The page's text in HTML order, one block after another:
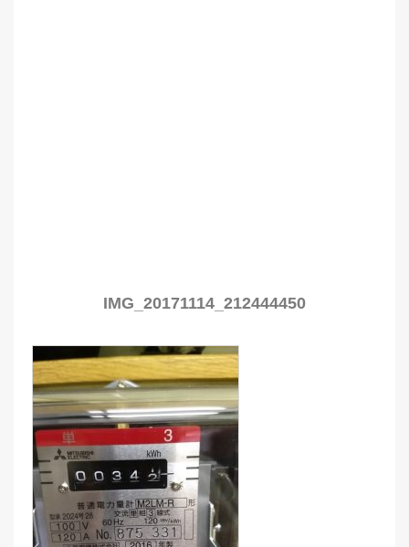
IMG_20171114_212444450